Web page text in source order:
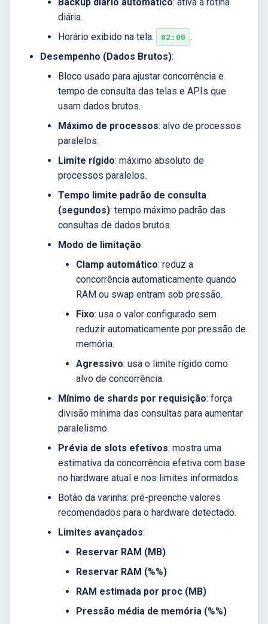
diária.
Horário exibido na tela:
02:00 .
Desempenho (Dados Brutos):
Bloco usado para ajustar concorrência e
tempo de consulta das telas e APIs que
usam dados brutos.
Máximo de processos: alvo de processos
paralelos.
Limite rígido: máximo absoluto de
processos paralelos.
Tempo limite padrão de consulta
(segundos): tempo máximo padrão das
consultas de dados brutos.
Modo de limitação:
Clamp automático: reduz a
concorrência automaticamente quando
RAM ou swap entram sob pressão.
Fixo: usa o valor configurado sem
reduzir automaticamente por pressão de
memória.
Agressivo: usa o limite rígido como
alvo de concorrência.
Mínimo de shards por requisição: força
divisão mínima das consultas para aumentar
paralelismo.
Prévia de slots efetivos: mostra uma
estimativa da concorrência efetiva com base
no hardware atual e nos limites informados.
Botão da varinha: pré-preenche valores
recomendados para o hardware detectado.
Limites avançados:
Reservar RAM (MB)
Reservar RAM (%%)
RAM estimada por proc (MB)
Pressão média de memória (%%)